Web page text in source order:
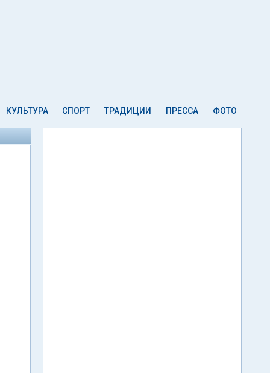
КУЛЬТУРА СПОРТ ТРАДИЦИИ ПРЕССА ФОТО